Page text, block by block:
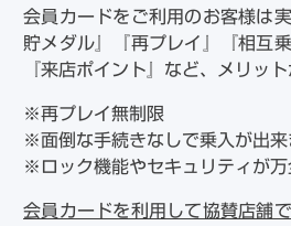
会員カードをご利用のお客様は
貯メダル』『再プレイ』『相互
『来店ポイント』など、メリット
※再プレイ無制限
※面倒な手続きなしで乗入が出来
※ロック機能やセキュリティが万
会員カードを利用して協賛店舗